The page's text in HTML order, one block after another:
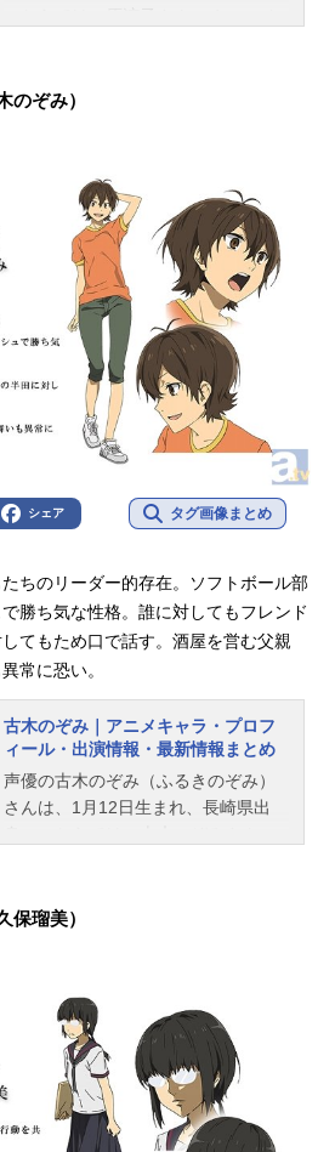
のぞみ）
シェア タグ画像まとめ
ちのリーダー的存在。ソフトボール部
勝ち気な性格。誰に対してもフレンド
てもため口で話す。酒屋を営む父親
常に恐い。
古木のぞみ｜アニメキャラ・プロフ
ィール・出演情報・最新情報まとめ
声優の古木のぞみ（ふるきのぞみ）
さんは、1月12日生まれ、長崎県出
保瑠美）